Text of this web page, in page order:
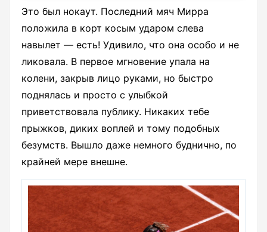
Это был нокаут. Последний мяч Мирра
положила в корт косым ударом слева
навылет — есть! Удивило, что она особо и не
ликовала. В первое мгновение упала на
колени, закрыв лицо руками, но быстро
поднялась и просто с улыбкой
приветствовала публику. Никаких тебе
прыжков, диких воплей и тому подобных
безумств. Вышло даже немного буднично, по
крайней мере внешне.